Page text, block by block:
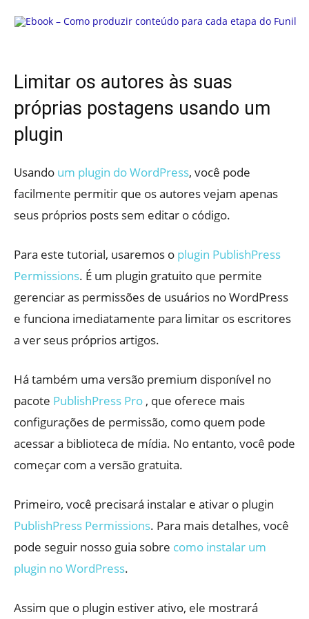
Limitar os autores às suas
próprias postagens usando um
plugin
Usando um plugin do WordPress, você pode
facilmente permitir que os autores vejam apenas
seus próprios posts sem editar o código.
Para este tutorial, usaremos o plugin PublishPress
Permissions. É um plugin gratuito que permite
gerenciar as permissões de usuários no WordPress
e funciona imediatamente para limitar os escritores
a ver seus próprios artigos.
Há também uma versão premium disponível no
pacote PublishPress Pro , que oferece mais
configurações de permissão, como quem pode
acessar a biblioteca de mídia. No entanto, você pode
começar com a versão gratuita.
Primeiro, você precisará instalar e ativar o plugin
PublishPress Permissions. Para mais detalhes, você
pode seguir nosso guia sobre como instalar um
plugin no WordPress.
Assim que o plugin estiver ativo, ele mostrará